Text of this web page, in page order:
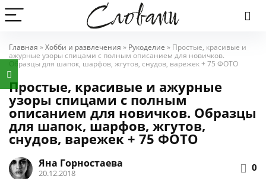
Главная »Хобби и развлечения » Рукоделие » Простые, красивые и
ажурные узоры спицами с полным описанием для новичков.
Образцы для шапок, шарфов, жгутов, снудов, варежек + 75 ФОТО
Простые, красивые и ажурные
узоры спицами с полным
описанием для новичков. Образцы
для шапок, шарфов, жгутов,
снудов, варежек + 75 ФОТО
Яна Горностаева
20.12.2018 0